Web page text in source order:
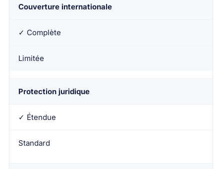
Couverture internationale
✓ Complète
Limitée
Protection juridique
✓ Étendue
Standard